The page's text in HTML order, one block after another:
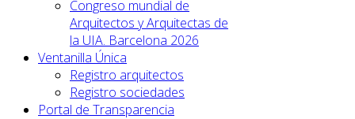
Congreso mundial de
Arquitectos y Arquitectas de
la UIA. Barcelona 2026
Ventanilla Única
Registro arquitectos
Registro sociedades
Portal de Transparencia